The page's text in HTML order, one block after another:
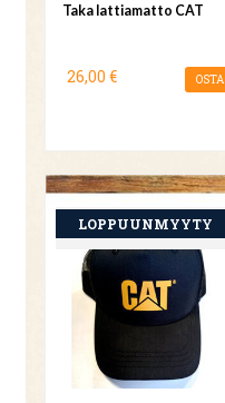
Taka lattiamatto CAT
26,00 € OSTA